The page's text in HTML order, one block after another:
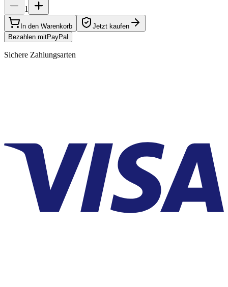
1
In den Warenkorb
Jetzt kaufen
Bezahlen mitPayPal
Sichere Zahlungsarten